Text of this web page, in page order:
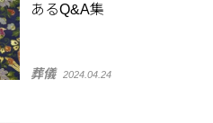
あるQ&A集
葬儀 2024.04.24